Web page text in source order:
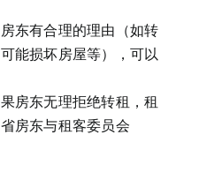
东有合理的理由（如转
能损坏房屋等），可以
果房东无理拒绝转租，租
房东与租客委员会